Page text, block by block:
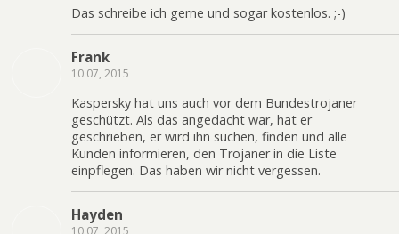
Das schreibe ich gerne und sogar kostenlos. ;-)
Frank
10.07, 2015
Kaspersky hat uns auch vor dem Bundestrojaner
geschützt. Als das angedacht war, hat er
geschrieben, er wird ihn suchen, finden und alle
Kunden informieren, den Trojaner in die Liste
einpflegen. Das haben wir nicht vergessen.
Hayden